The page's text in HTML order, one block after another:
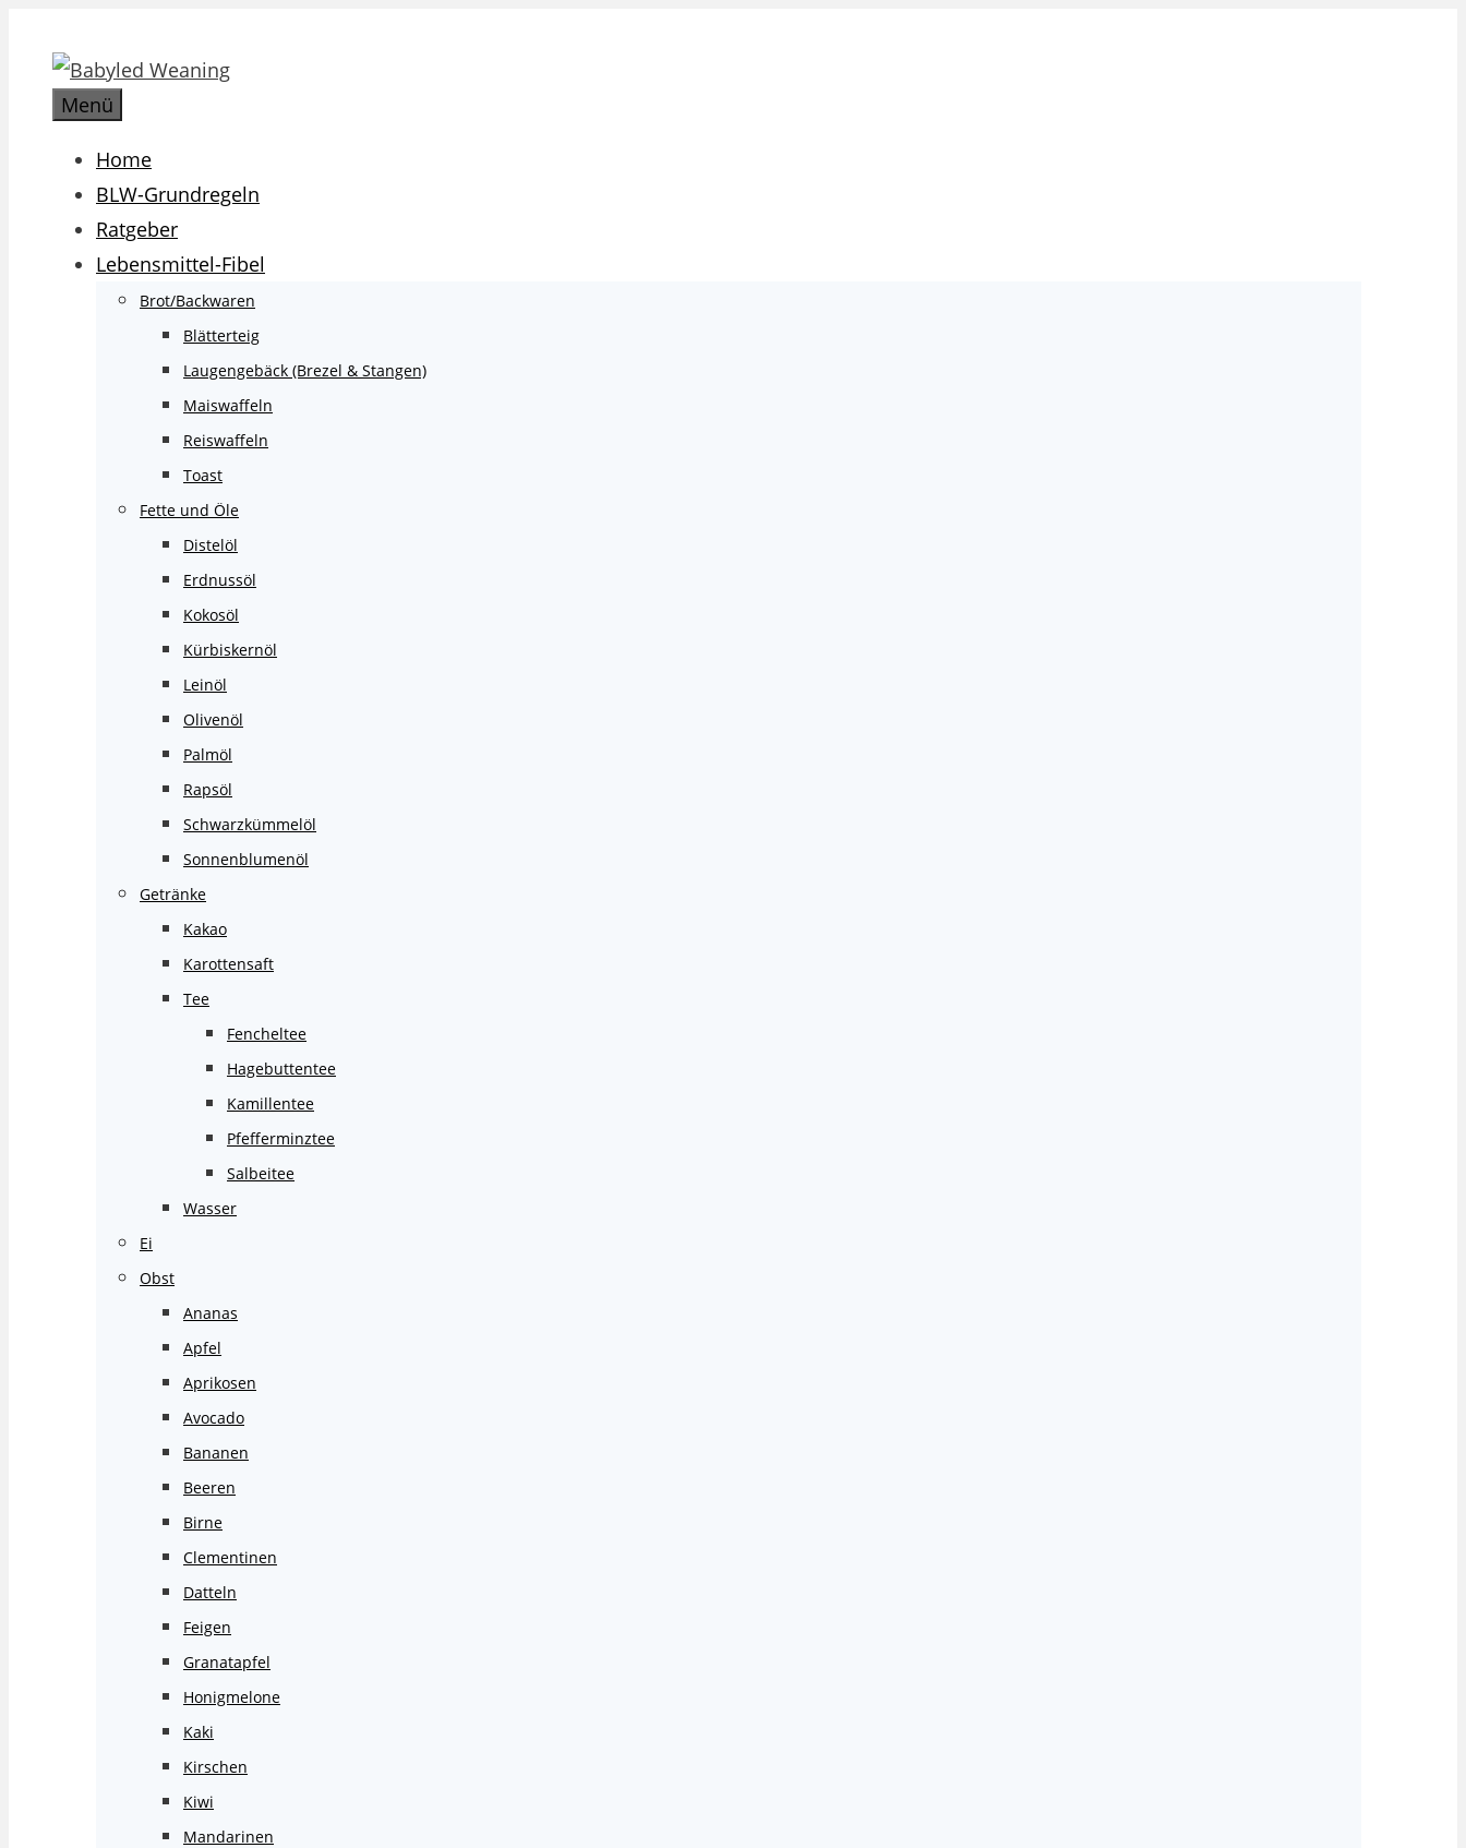
Inhalt
springenMenü
Home
BLW-Grundregeln
Ratgeber
Lebensmittel-Fibel
Brot/Backwaren
Blätterteig
Laugengebäck (Brezel & Stangen)
Maiswaffeln
Reiswaffeln
Toast
Fette und Öle
Distelöl
Erdnussöl
Kokosöl
Kürbiskernöl
Leinöl
Olivenöl
Palmöl
Rapsöl
Schwarzkümmelöl
Sonnenblumenöl
Getränke
Kakao
Karottensaft
Tee
Fencheltee
Hagebuttentee
Kamillentee
Pfefferminztee
Salbeitee
Wasser
Ei
Obst
Ananas
Apfel
Aprikosen
Avocado
Bananen
Beeren
Birne
Clementinen
Datteln
Feigen
Granatapfel
Honigmelone
Kaki
Kirschen
Kiwi
Mandarinen